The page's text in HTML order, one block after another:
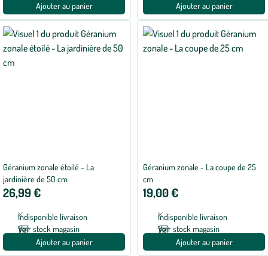
Ajouter au panier
Ajouter au panier
Géranium zonale étoilé - La
jardinière de 50 cm
26,99 €
Indisponible livraison
Voir stock magasin
Ajouter au panier
Géranium zonale - La coupe de 25
cm
19,00 €
Indisponible livraison
Voir stock magasin
Ajouter au panier